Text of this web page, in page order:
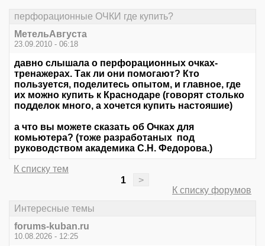
перфорационные ОЧКИ где купить?
МетельАвгуста
23.09.2010 - 06:18
давно слышала о перфорационных очках-
тренажерах. Так ли они помогают? Кто
пользуется, поделитесь опытом, и главное, где
их можно купить к Краснодаре (говорят столько
подделок много, а хочется купить настояшие)
а что вы можете сказать об Очках для
комьютера? (тоже разработаных под
руководством академика С.Н. Федорова.)
К списку тем
1
>
К списку форумов
Интересные темы
forums-kuban.ru
10.08.2026 - 12:25